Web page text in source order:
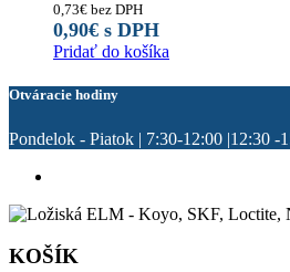
0,73€ bez DPH
0,90€ s DPH
Pridať do košíka
Otváracie hodiny
Pondelok - Piatok | 7:30-12:00 |12:30 -
KOŠÍK